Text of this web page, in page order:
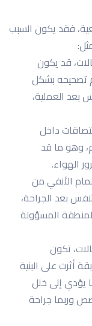
فقد يكون السبب
قد يكون
تصحيحه بشكل
بعد العملية،
داخل
وهو ما قد
الهواء.
الأنفي من
بعد الجراحة،
المسؤولة
تكون
أثرت على البنية
يؤدي إلى خلل
وربما جراحة